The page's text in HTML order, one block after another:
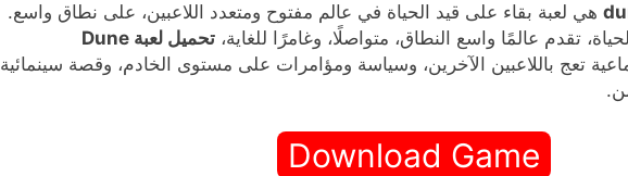
هي لعبة بقاء على قيد الحياة في عالم مفتوح ومتعدد اللاعبين، على نطاق واسع.
تقدم عالمًا واسع النطاق، متواصلًا، وغامرًا للغاية،
تحميل لعبة Dune
تعج باللاعبين الآخرين، وسياسة ومؤامرات على مستوى الخادم، وقصة سينمائية
Download Game